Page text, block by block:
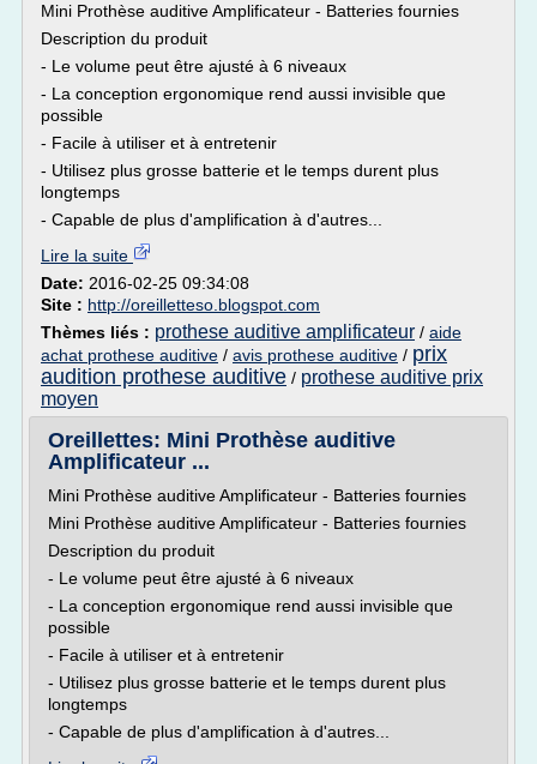
Mini Prothèse auditive Amplificateur - Batteries fournies
Description du produit
- Le volume peut être ajusté à 6 niveaux
- La conception ergonomique rend aussi invisible que
possible
- Facile à utiliser et à entretenir
- Utilisez plus grosse batterie et le temps durent plus
longtemps
- Capable de plus d'amplification à d'autres...
Lire la suite
Date: 2016-02-25 09:34:08
Site : http://oreilletteso.blogspot.com
Thèmes liés : prothese auditive amplificateur / aide
achat prothese auditive / avis prothese auditive / prix
audition prothese auditive / prothese auditive prix
moyen
Oreillettes: Mini Prothèse auditive
Amplificateur ...
Mini Prothèse auditive Amplificateur - Batteries fournies
Mini Prothèse auditive Amplificateur - Batteries fournies
Description du produit
- Le volume peut être ajusté à 6 niveaux
- La conception ergonomique rend aussi invisible que
possible
- Facile à utiliser et à entretenir
- Utilisez plus grosse batterie et le temps durent plus
longtemps
- Capable de plus d'amplification à d'autres...